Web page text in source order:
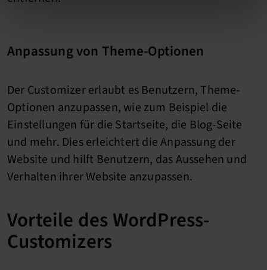
Anpassung von Theme-Optionen
Der Customizer erlaubt es Benutzern, Theme-
Optionen anzupassen, wie zum Beispiel die
Einstellungen für die Startseite, die Blog-Seite
und mehr. Dies erleichtert die Anpassung der
Website und hilft Benutzern, das Aussehen und
Verhalten ihrer Website anzupassen.
Vorteile des WordPress-
Customizers